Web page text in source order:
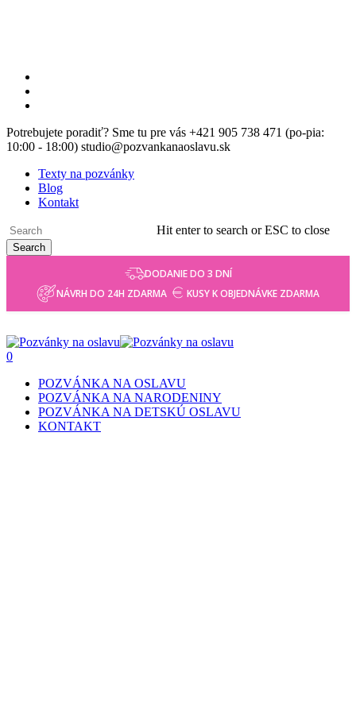
Potrebujete poradiť? Sme tu pre vás +421 905 738 471 (po-pia:
10:00 - 18:00) studio@pozvankanaoslavu.sk
Texty na pozvánky
Blog
Kontakt
Hit enter to search or ESC to close
Search
DODANIE DO 3 DNÍ
NÁVRH DO 24H ZDARMA
KUSY K OBJEDNÁVKE ZDARMA
0
POZVÁNKA NA OSLAVU
POZVÁNKA NA NARODENINY
POZVÁNKA NA DETSKÚ OSLAVU
KONTAKT